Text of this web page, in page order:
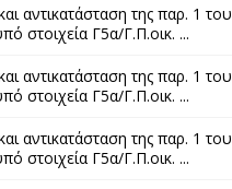
αντικατάσταση της παρ. 1 του
στοιχεία Γ5α/Γ.Π.οικ. ...
αντικατάσταση της παρ. 1 του
στοιχεία Γ5α/Γ.Π.οικ. ...
αντικατάσταση της παρ. 1 του
στοιχεία Γ5α/Γ.Π.οικ. ...